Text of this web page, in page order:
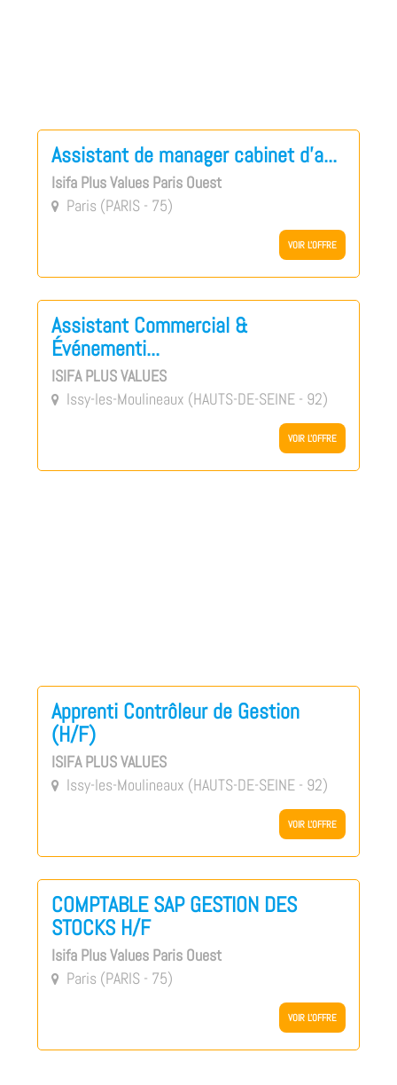
Assistant de manager cabinet d'a...
Isifa Plus Values Paris Ouest
 Paris (PARIS - 75)
VOIR L'OFFRE
Assistant Commercial &
Événementi...
ISIFA PLUS VALUES
 Issy-les-Moulineaux (HAUTS-DE-SEINE - 92)
VOIR L'OFFRE
Apprenti Contrôleur de Gestion
(H/F)
ISIFA PLUS VALUES
 Issy-les-Moulineaux (HAUTS-DE-SEINE - 92)
VOIR L'OFFRE
COMPTABLE SAP GESTION DES
STOCKS H/F
Isifa Plus Values Paris Ouest
 Paris (PARIS - 75)
VOIR L'OFFRE